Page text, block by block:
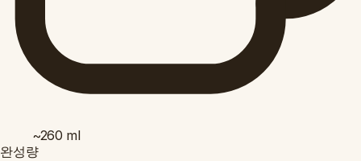
~260 ml
완성량